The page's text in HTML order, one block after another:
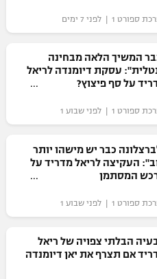
ספורט 1 | לפני 7 ימים
המשיך הלאה מבחינה
עסקת דיומנדה לריאל
על סף פיצוץ?
ספורט 1 | לפני שבוע 1
כבר יש מישהו יותר
העקיצה לריאל מדריד על
המסתמן
ספורט 1 | לפני שבוע 1
הבלתי צפויה של ריאל
אם תצרף את יאן דיומנדה